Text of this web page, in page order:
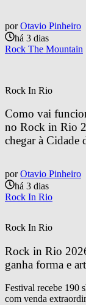
por Otavio Pinheiro
há 3 dias
Rock The Mountain
Rock In Rio
Como vai
no Rock in Rio
chegar à Cidade
por Otavio Pinheiro
há 3 dias
Rock In Rio
Rock In Rio
Rock in Rio
ganha forma e
Festival recebe 190
com venda